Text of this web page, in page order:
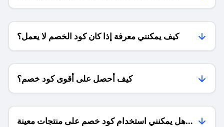
الشحن ؟
كيف يمكنني معرفة إذا كان كود الخصم لا يعمل؟
كيف أحصل على أقوى كود خصم؟
هل يمكنني استخدام كود خصم على منتجات معينة